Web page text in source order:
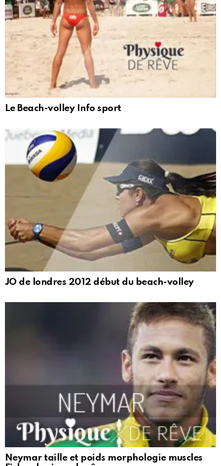
Le Beach-volley Info sport
JO de londres 2012 début du beach-volley
Neymar taille et poids morphologie muscles